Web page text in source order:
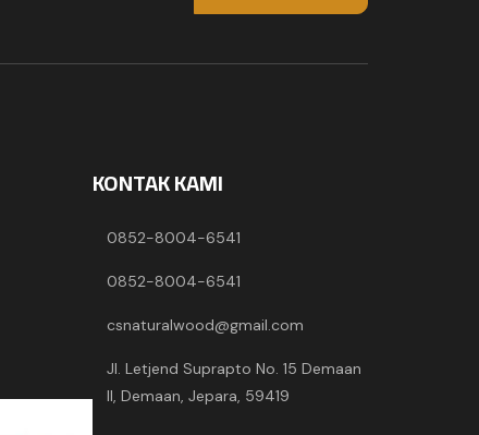
KONTAK KAMI
0852-8004-6541
0852-8004-6541
csnaturalwood@gmail.com
Jl. Letjend Suprapto No. 15 Demaan
II, Demaan, Jepara, 59419